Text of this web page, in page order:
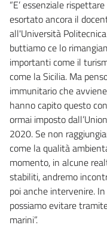
“E’ essenziale
esortato ancora il
all'Università
buttiamo ce lo
importanti come il
come la Sicilia. Ma
immunitario che
hanno capito questo
ormai imposto
2020. Se non
come la qualità
momento, in alcune
stabiliti, andremo
poi anche intervenire.
possiamo evitare
marini”.